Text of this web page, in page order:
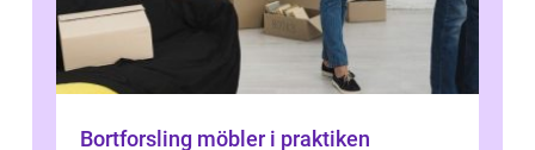
Bortforsling möbler i praktiken